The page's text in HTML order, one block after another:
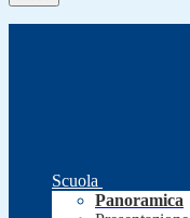
Scuola
Panoramica